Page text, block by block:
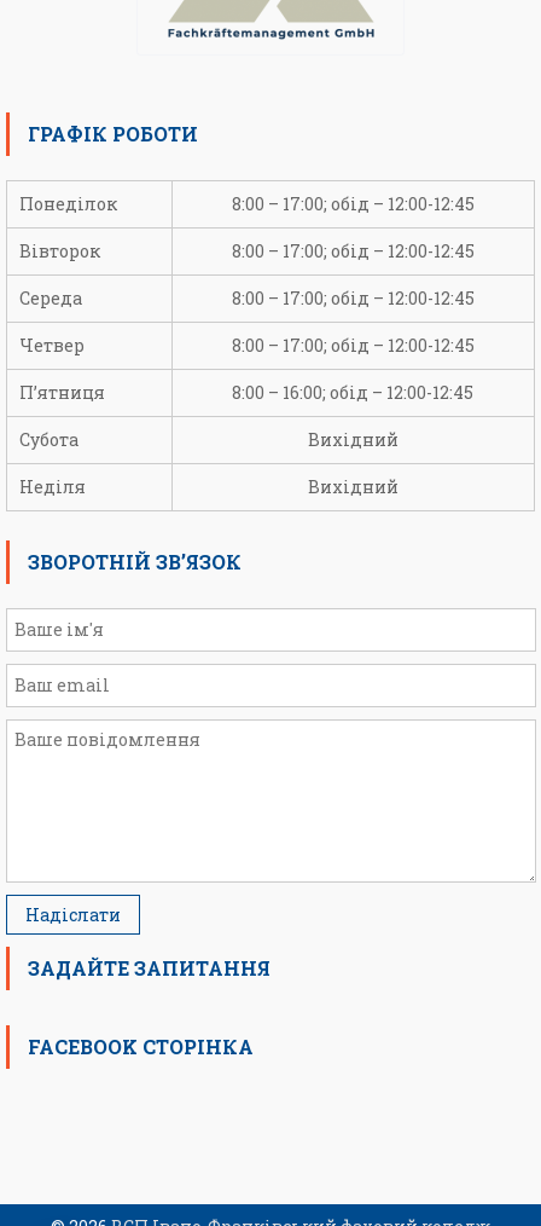
ГРАФІК РОБОТИ
Понеділок 8:00 – 17:00; обід – 12:00-12:45
Вівторок 8:00 – 17:00; обід – 12:00-12:45
Середа 8:00 – 17:00; обід – 12:00-12:45
Четвер 8:00 – 17:00; обід – 12:00-12:45
П’ятниця 8:00 – 16:00; обід – 12:00-12:45
Субота Вихідний
Неділя Вихідний
ЗВОРОТНІЙ ЗВ’ЯЗОК
ЗАДАЙТЕ ЗАПИТАННЯ
FACEBOOK СТОРІНКА